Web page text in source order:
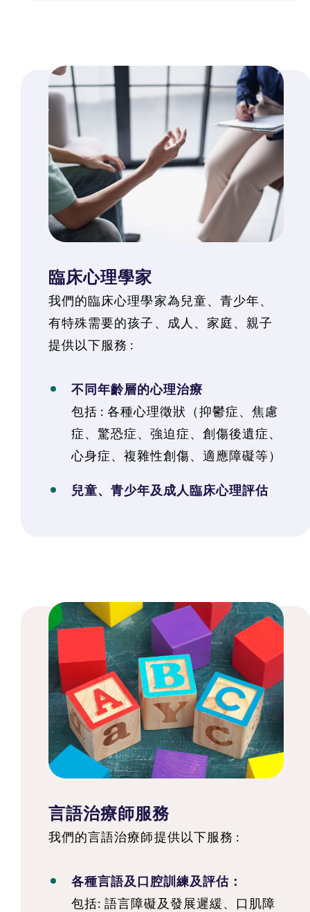
臨床心理學家
我們的臨床心理學家為兒童、青少年、
有特殊需要的孩子、成人、家庭、親子
提供以下服務 :
不同年齡層的心理治療
包括 : 各種心理徵狀（抑鬱症、焦慮
症、驚恐症、強迫症、創傷後遺症、
心身症、複雜性創傷、適應障礙等）
兒童、青少年及成人臨床心理評估
言語治療師服務
我們的言語治療師提供以下服務 :
各種言語及口腔訓練及評估：
包括: 語言障礙及發展遲緩、口肌障